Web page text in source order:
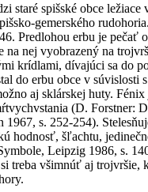
staré spišské obce
gemerského
Predlohou erbu je pečať
na nej vyobrazený na
krídlami, dívajúci sa do
do erbu obce v súvislosti
aj sklárskej huty.
(D. Forstner:
1967, s. 252-254).
hodnosť, šľachtu,
Leipzig 1986, s.
treba všimnúť aj trojvršie,